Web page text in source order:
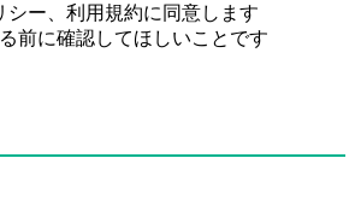
シー
利用規約に同意します
前に確認してほしいことです